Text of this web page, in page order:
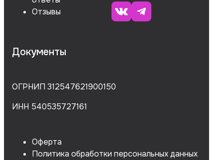
Отзывы
Документы
ОГРНИП 312547621900150
ИНН 540535727161
Оферта
Политика обработки персональных данных